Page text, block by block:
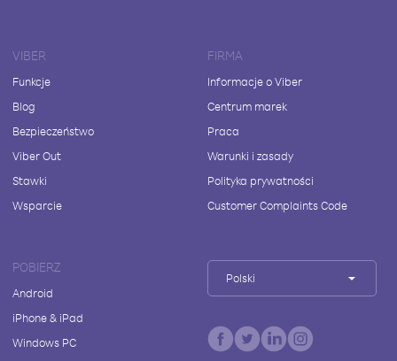
VIBER
Funkcje
Blog
Bezpieczeństwo
Viber Out
Stawki
Wsparcie
FIRMA
Informacje o Viber
Centrum marek
Praca
Warunki i zasady
Polityka prywatności
Customer Complaints Code
POBIERZ
Android
iPhone & iPad
Windows PC
Polski